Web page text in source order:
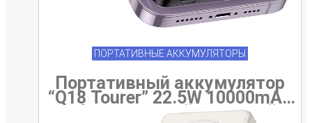
ПОРТАТИВНЫЕ АККУМУЛЯТОРЫ
Портативный аккумулятор
“Q18 Tourer” 22.5W 10000mAh
с беспроводной зарядкой